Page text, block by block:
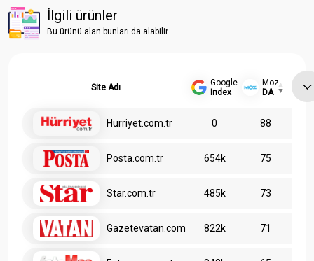
İlgili ürünler
Bu ürünü alan bunları da alabilir
Site Adı
Google
Index
Moz
DA
Hurriyet.com.tr 0 88
Posta.com.tr 654k 75
Star.com.tr 485k 73
Gazetevatan.com 822k 71